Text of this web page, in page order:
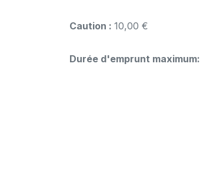
Caution : 10,00 €
Durée d'emprunt maximum: